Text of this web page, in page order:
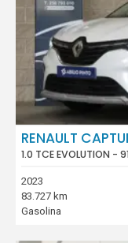
RENAULT
1.0 TCE EVOLUTION -
2023
83.727 km
Gasolina